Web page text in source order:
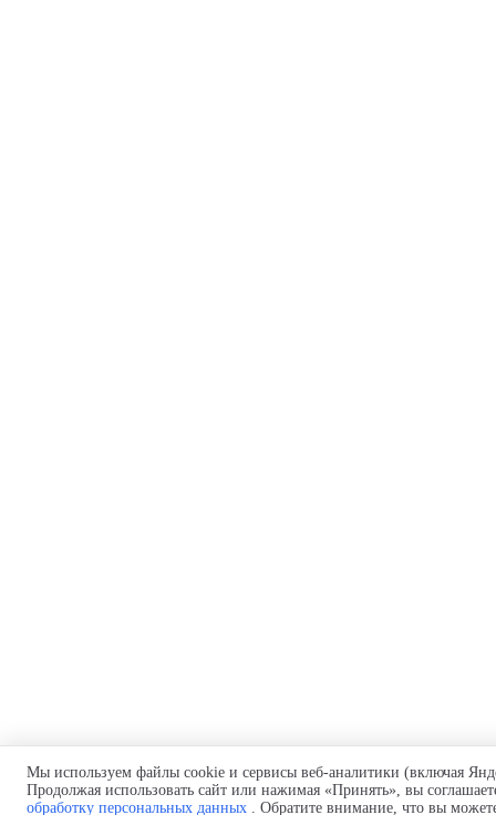
Мы используем файлы cookie и сервисы веб-аналитики (включая
Продолжая использовать сайт или нажимая «Принять», вы
обработку персональных данных . Обратите внимание, что вы